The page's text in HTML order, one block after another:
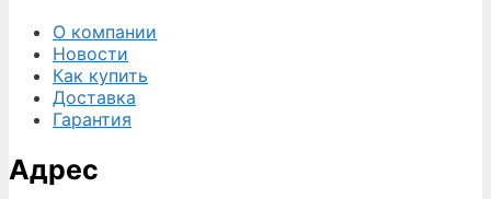
О компании
Новости
Как купить
Доставка
Гарантия
Адрес